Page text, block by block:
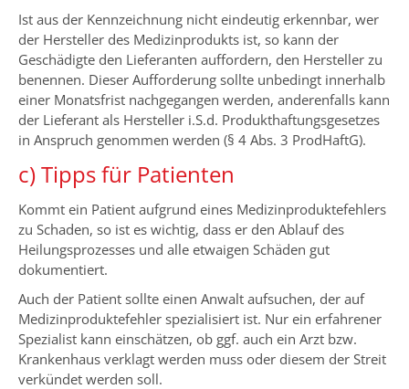
Ist aus der Kennzeichnung nicht eindeutig erkennbar, wer
der Hersteller des Medizinprodukts ist, so kann der
Geschädigte den Lieferanten auffordern, den Hersteller zu
benennen. Dieser Aufforderung sollte unbedingt innerhalb
einer Monatsfrist nachgegangen werden, anderenfalls kann
der Lieferant als Hersteller i.S.d. Produkthaftungsgesetzes
in Anspruch genommen werden (§ 4 Abs. 3 ProdHaftG).
c) Tipps für Patienten
Kommt ein Patient aufgrund eines Medizinproduktefehlers
zu Schaden, so ist es wichtig, dass er den Ablauf des
Heilungsprozesses und alle etwaigen Schäden gut
dokumentiert.
Auch der Patient sollte einen Anwalt aufsuchen, der auf
Medizinproduktefehler spezialisiert ist. Nur ein erfahrener
Spezialist kann einschätzen, ob ggf. auch ein Arzt bzw.
Krankenhaus verklagt werden muss oder diesem der Streit
verkündet werden soll.